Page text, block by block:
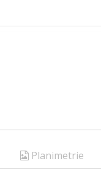
Planimetrie